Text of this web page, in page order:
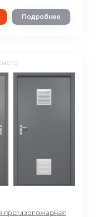
Подробнее
противопожарная